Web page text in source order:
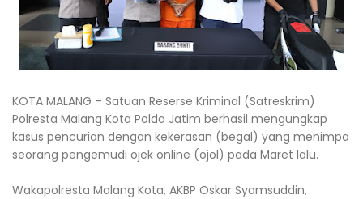
KOTA MALANG – Satuan Reserse Kriminal (Satreskrim)
Polresta Malang Kota Polda Jatim berhasil mengungkap
kasus pencurian dengan kekerasan (begal) yang menimpa
seorang pengemudi ojek online (ojol) pada Maret lalu.
Wakapolresta Malang Kota, AKBP Oskar Syamsuddin,